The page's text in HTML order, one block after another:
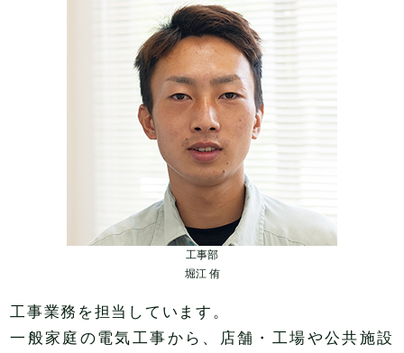
工事部
堀江 侑
工事業務を担当しています。
一般家庭の電気工事から、店舗・工場や公共施設